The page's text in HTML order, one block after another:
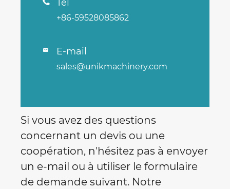
 Tél
+86-59528085862
 E-mail
sales@unikmachinery.com
Si vous avez des questions
concernant un devis ou une
coopération, n'hésitez pas à envoyer
un e-mail ou à utiliser le formulaire
de demande suivant. Notre